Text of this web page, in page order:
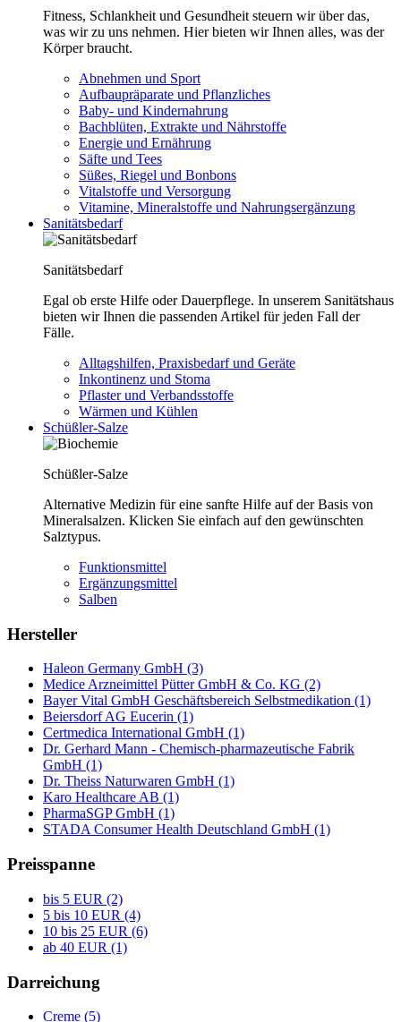
Fitness, Schlankheit und Gesundheit steuern wir über das,
was wir zu uns nehmen. Hier bieten wir Ihnen alles, was der
Körper braucht.
Abnehmen und Sport
Aufbaupräparate und Pflanzliches
Baby- und Kindernahrung
Bachblüten, Extrakte und Nährstoffe
Energie und Ernährung
Säfte und Tees
Süßes, Riegel und Bonbons
Vitalstoffe und Versorgung
Vitamine, Mineralstoffe und Nahrungsergänzung
Sanitätsbedarf
Sanitätsbedarf
Egal ob erste Hilfe oder Dauerpflege. In unserem Sanitätshaus
bieten wir Ihnen die passenden Artikel für jeden Fall der
Fälle.
Alltagshilfen, Praxisbedarf und Geräte
Inkontinenz und Stoma
Pflaster und Verbandsstoffe
Wärmen und Kühlen
Schüßler-Salze
Schüßler-Salze
Alternative Medizin für eine sanfte Hilfe auf der Basis von
Mineralsalzen. Klicken Sie einfach auf den gewünschten
Salztypus.
Funktionsmittel
Ergänzungsmittel
Salben
Hersteller
Haleon Germany GmbH (3)
Medice Arzneimittel Pütter GmbH & Co. KG (2)
Bayer Vital GmbH Geschäftsbereich Selbstmedikation (1)
Beiersdorf AG Eucerin (1)
Certmedica International GmbH (1)
Dr. Gerhard Mann - Chemisch-pharmazeutische Fabrik
GmbH (1)
Dr. Theiss Naturwaren GmbH (1)
Karo Healthcare AB (1)
PharmaSGP GmbH (1)
STADA Consumer Health Deutschland GmbH (1)
Preisspanne
bis 5 EUR (2)
5 bis 10 EUR (4)
10 bis 25 EUR (6)
ab 40 EUR (1)
Darreichung
Creme (5)